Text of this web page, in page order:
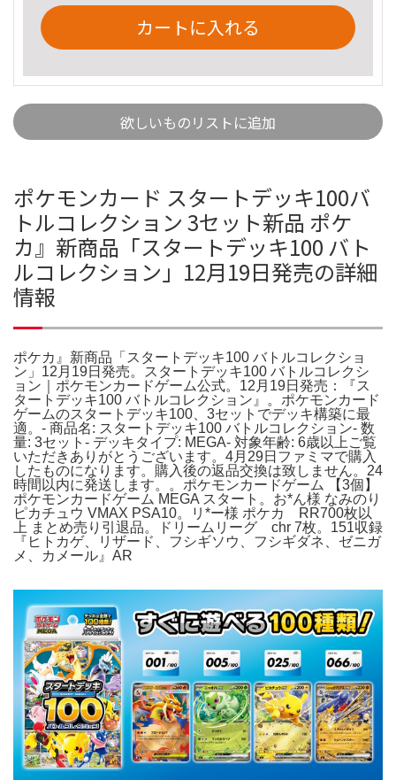
カートに入れる
欲しいものリストに追加
ポケモンカード スタートデッキ100バ
トルコレクション 3セット新品 ポケ
カ』新商品「スタートデッキ100 バト
ルコレクション」12月19日発売の詳細
情報
ポケカ』新商品「スタートデッキ100 バトルコレクショ
ン」12月19日発売。スタートデッキ100 バトルコレクシ
ョン｜ポケモンカードゲーム公式。12月19日発売：『ス
タートデッキ100 バトルコレクション』。ポケモンカード
ゲームのスタートデッキ100、3セットでデッキ構築に最
適。- 商品名: スタートデッキ100 バトルコレクション- 数
量: 3セット- デッキタイプ: MEGA- 対象年齢: 6歳以上ご覧
いただきありがとうございます。4月29日ファミマで購入
したものになります。購入後の返品交換は致しません。24
時間以内に発送します。。ポケモンカードゲーム 【3個】
ポケモンカードゲーム MEGA スタート。お*ん様 なみのり
ピカチュウ VMAX PSA10。リ*ー様 ポケカ RR700枚以
上 まとめ売り引退品。ドリームリーグ chr 7枚。151収録
『ヒトカゲ、リザード、フシギソウ、フシギダネ、ゼニガ
メ、カメール』AR